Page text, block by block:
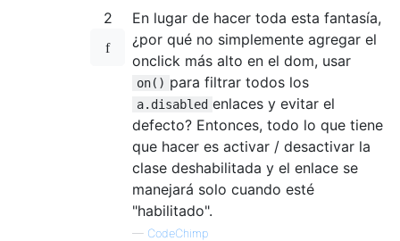
2
En lugar de hacer toda esta fantasía,
¿por qué no simplemente agregar el
onclick más alto en el dom, usar
on() para filtrar todos los
a.disabled enlaces y evitar el
defecto? Entonces, todo lo que tiene
que hacer es activar / desactivar la
clase deshabilitada y el enlace se
manejará solo cuando esté
"habilitado".
— CodeChimp